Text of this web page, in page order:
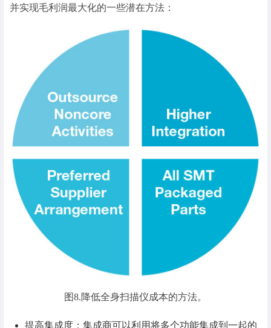
并实现毛利润最大化的一些潜在方法：
图8.降低全身扫描仪成本的方法。
提高集成度：集成商可以利用将多个功能集成到一起的